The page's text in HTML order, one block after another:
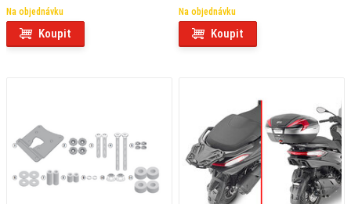
Na objednávku
Koupit
Na objednávku
Koupit